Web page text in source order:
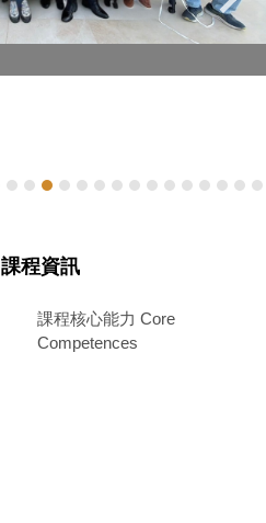
課程資訊
課程核心能力 Core
Competences